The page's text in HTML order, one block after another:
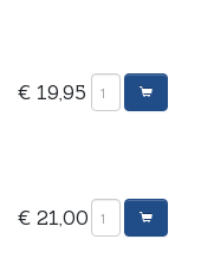
€ 19,95
€ 21,00